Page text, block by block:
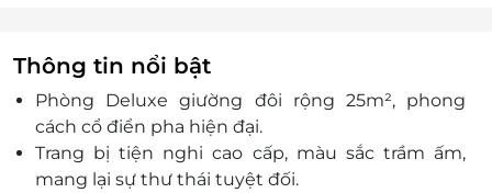
Thông tin nổi bật
Phòng Deluxe giường đôi rộng 25m², phong
cách cổ điển pha hiện đại.
Trang bị tiện nghi cao cấp, màu sắc trầm ấm,
mang lại sự thư thái tuyệt đối.